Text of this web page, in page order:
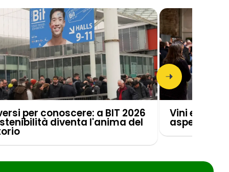
per conoscere: a BIT 2026
diventa l'anima del
Vini eroici
aspettarsi